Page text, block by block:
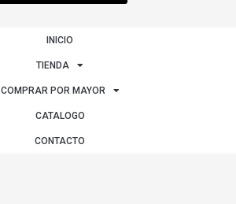
INICIO
TIENDA
COMPRAR POR MAYOR
CATALOGO
CONTACTO